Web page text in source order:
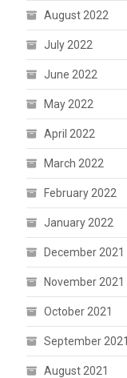
August 2022
July 2022
June 2022
May 2022
April 2022
March 2022
February 2022
January 2022
December 2021
November 2021
October 2021
September 2021
August 2021